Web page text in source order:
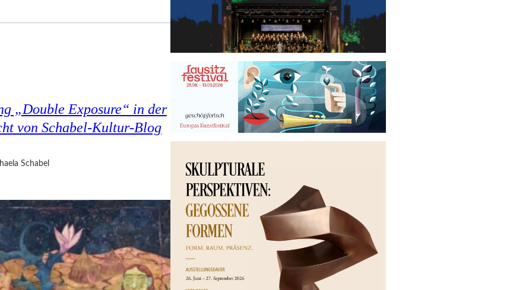
„Double Exposure“ in der
von Schabel-Kultur-Blog
Schabel